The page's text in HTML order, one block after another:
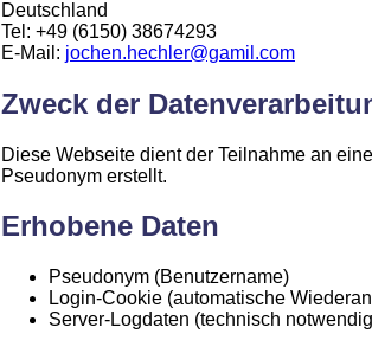
Deutschland
Tel: +49 (6150) 38674293
E-Mail: jochen.hechler@gamil.com
Zweck der
Diese Webseite dient der Teilnahme an
Pseudonym erstellt.
Erhobene Daten
Pseudonym (Benutzername)
Login-Cookie (automatische
Server-Logdaten (technisch